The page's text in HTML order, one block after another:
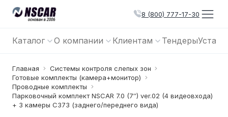
8 (800) 777-17-30
Каталог О компании Клиентам Тендеры
Главная
Системы контроля слепых зон
Готовые комплекты (камера+монитор)
Проводные комплекты
Парковочный комплект NSCAR 7.0 (7″) ver.02 (4 видеовхода)
+ 3 камеры C373 (заднего/переднего вида)